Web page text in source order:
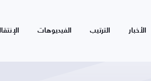
الأخبار الترتيب الفيديوهات